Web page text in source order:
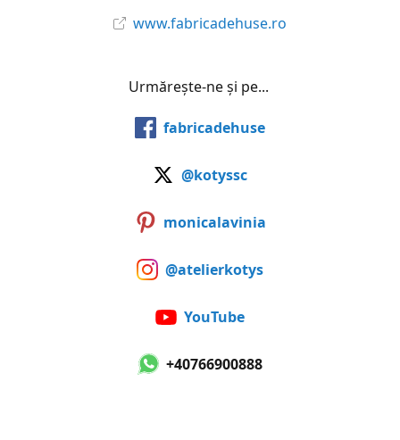
www.fabricadehuse.ro
Urmărește-ne și pe...
fabricadehuse
@kotyssc
monicalavinia
@atelierkotys
YouTube
+40766900888